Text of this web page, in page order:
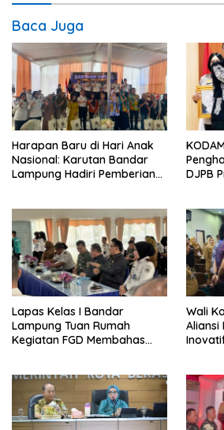
Baca Juga
Harapan Baru di Hari Anak
Nasional: Karutan Bandar
Lampung Hadiri Pemberian
Makna dan Kepedulian
DJPB
Lapas Kelas I Bandar
Lampung Tuan Rumah
Kegiatan FGD Membahas
Wali
Aliansi